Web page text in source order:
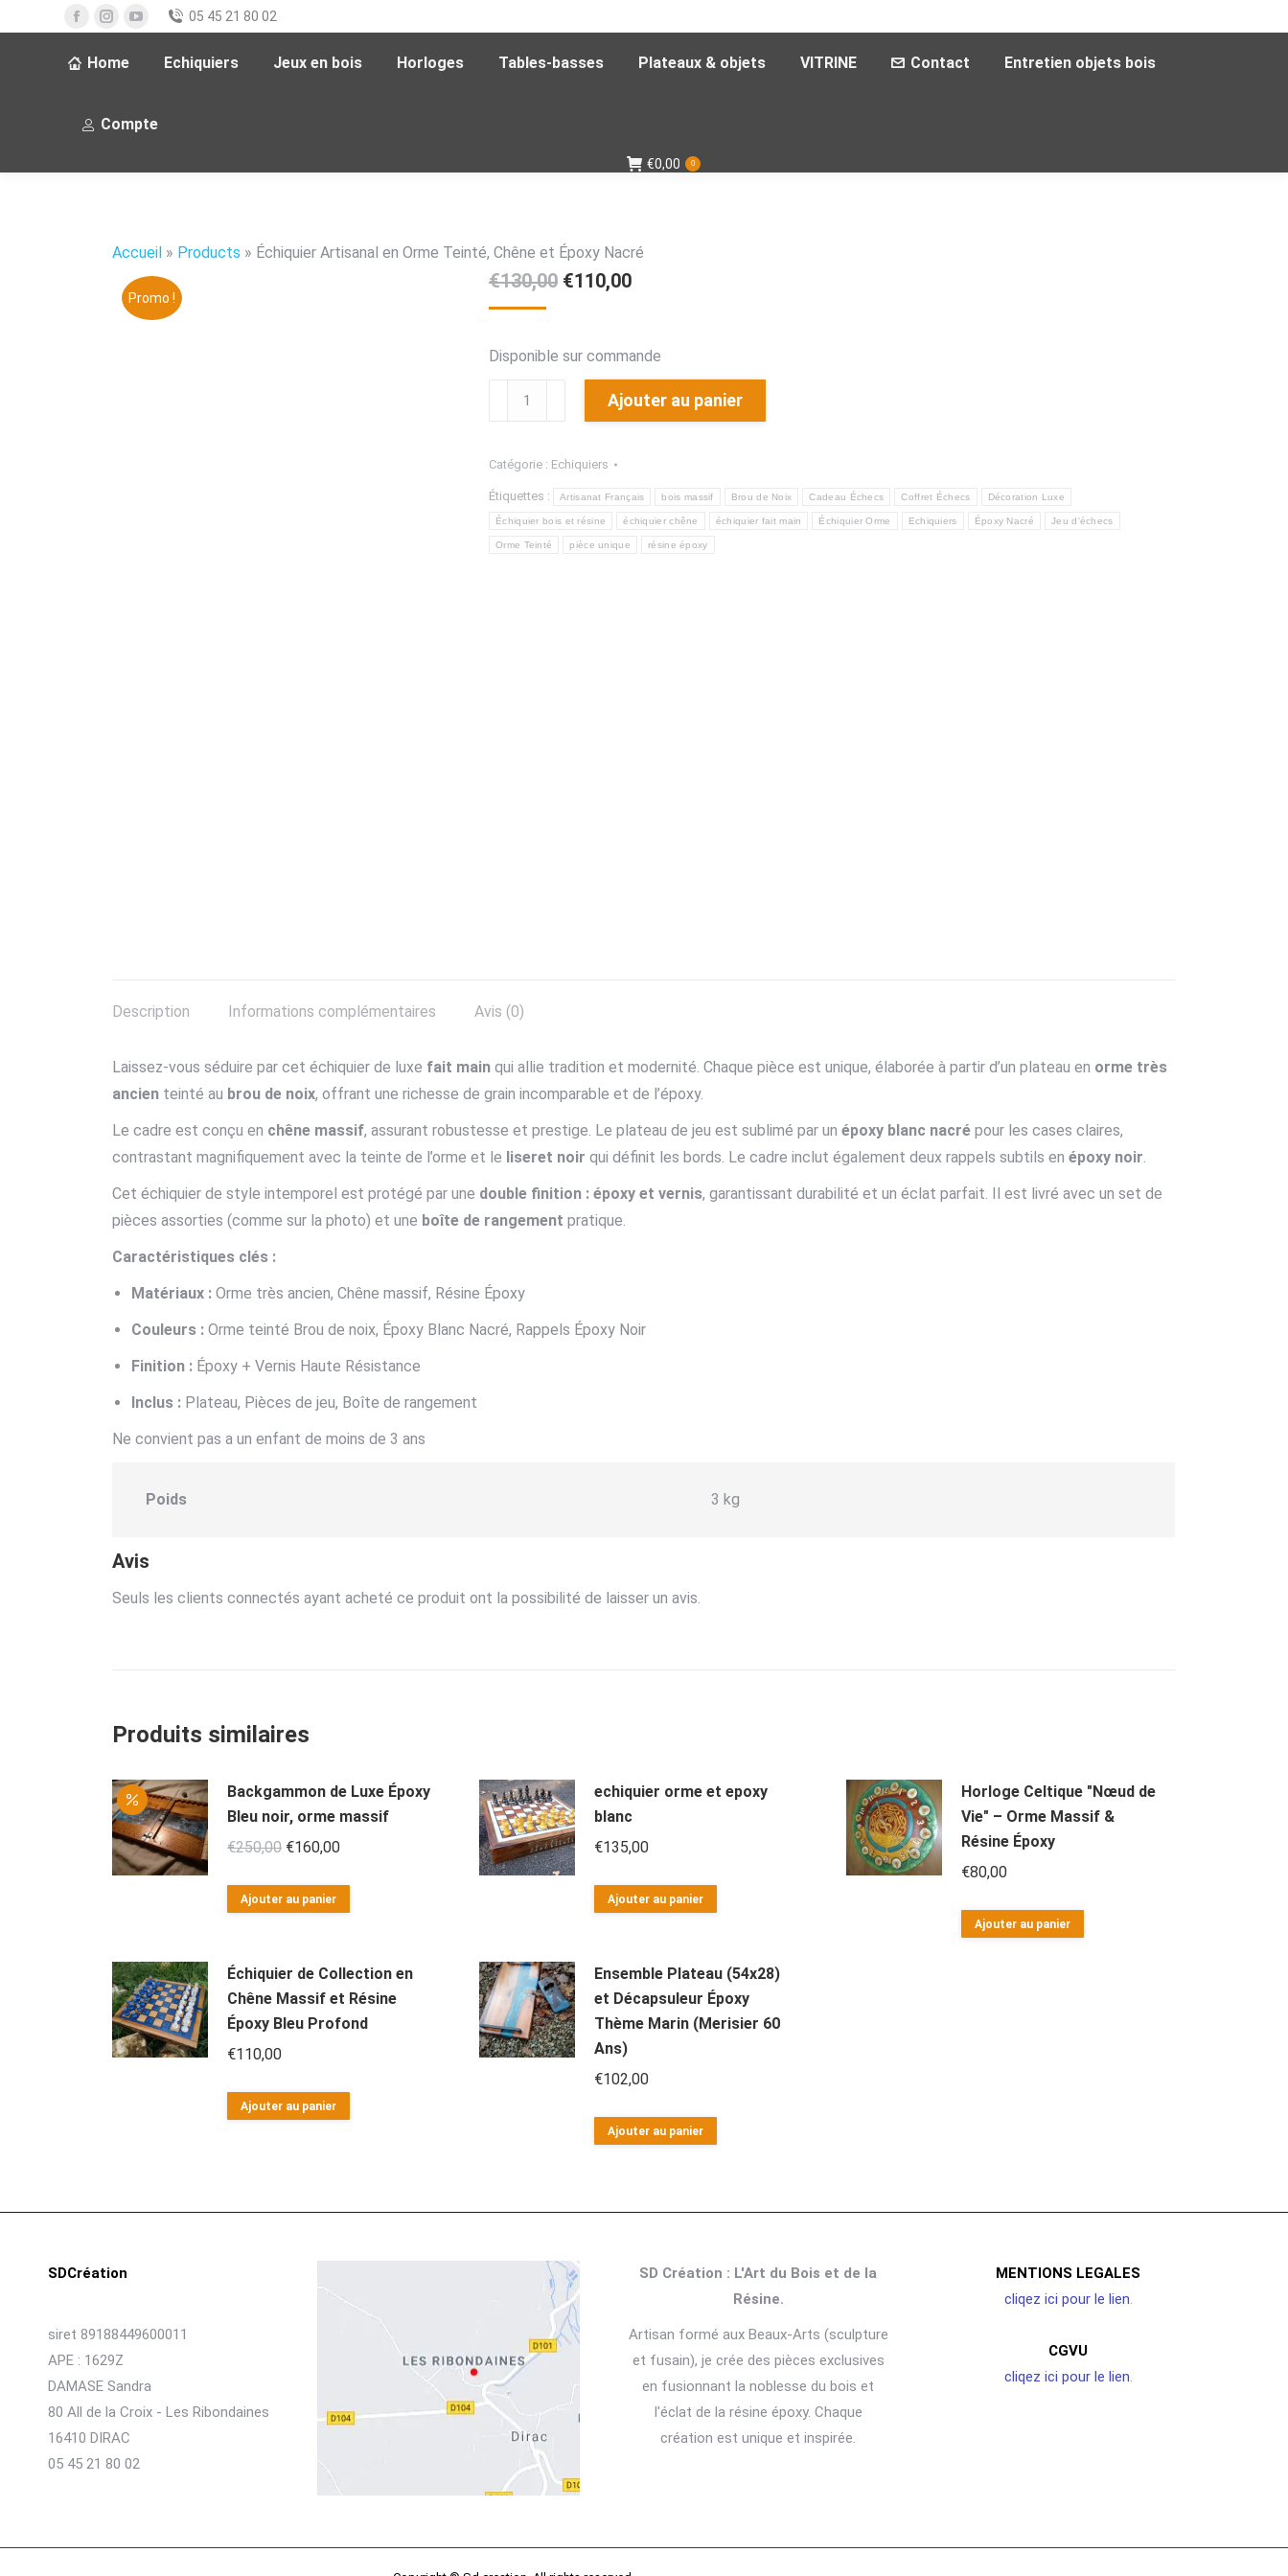
05 45 21 80 02
Home Echiquiers Jeux en bois Horloges Tables-basses Plateaux & objets VITRINE Contact Entretien objets bois
Compte
€0,00 0
Accueil » Products » Échiquier Artisanal en Orme Teinté, Chêne et Époxy Nacré
Promo !
€130,00 Le
était :
€130,00.
€110,00Le
est :
€110,00.
Disponible sur commande
quantité
Artisanal
en
Orme
Teinté,
Ajouter au panier
Catégorie : Echiquiers
Étiquettes : Artisanat Français bois massif Brou de Noix Cadeau Échecs Coffret Échecs Décoration Luxe
Échiquier bois et résine échiquier chêne échiquier fait main Échiquier Orme Echiquiers Époxy Nacré Jeu d'échecs
Orme Teinté pièce unique résine époxy
Description Informations complémentaires Avis (0)
Laissez-vous séduire par cet échiquier de luxe fait main qui allie tradition et modernité. Chaque pièce est unique, élaborée à partir d’un plateau en orme très
ancien teinté au brou de noix, offrant une richesse de grain incomparable et de l’époxy.
Le cadre est conçu en chêne massif, assurant robustesse et prestige. Le plateau de jeu est sublimé par unépoxy blanc nacré pour les cases claires,
contrastant magnifiquement avec la teinte de l’orme et le liseret noir qui définit les bords. Le cadre inclut également deux rappels subtils enépoxy noir
Cet échiquier de style intemporel est protégé par une double finition : époxy et vernis, garantissant durabilité et un éclat parfait. Il est livré avec un set de
pièces assorties (comme sur la photo) et une boîte de rangement pratique.
Caractéristiques clés :
Matériaux : Orme très ancien, Chêne massif, Résine Époxy
Couleurs : Orme teinté Brou de noix, Époxy Blanc Nacré, Rappels Époxy Noir
Finition : Époxy + Vernis Haute Résistance
Inclus : Plateau, Pièces de jeu, Boîte de rangement
Ne convient pas a un enfant de moins de 3 ans
Poids 3 kg
Avis
Seuls les clients connectés ayant acheté ce produit ont la possibilité de laisser un avis.
Produits similaires
Backgammon de Luxe Époxy
Bleu noir, orme massif
€250,00 Le
initial
€160,00Le
Ajouter au panier
echiquier orme et epoxy
blanc
€135,00
Ajouter au panier
Horloge Celtique "Nœud de
Vie" – Orme Massif &
Résine Époxy
€80,00
Ajouter au panier
Échiquier de Collection en
Chêne Massif et Résine
Époxy Bleu Profond
€110,00
Ajouter au panier
Ensemble Plateau (54x28)
et Décapsuleur Époxy
Thème Marin (Merisier 60
Ans)
€102,00
Ajouter au panier
SDCréation
siret 89188449600011
APE : 1629Z
DAMASE Sandra
80 All de la Croix - Les Ribondaines
16410 DIRAC
05 45 21 80 02
SD Création : L'Art du Bois et de la
Résine.
Artisan formé aux Beaux-Arts (sculpture
et fusain), je crée des pièces exclusives
en fusionnant la noblesse du bois et
l'éclat de la résine époxy. Chaque
création est unique et inspirée.
MENTIONS LEGALES
cliqez ici pour le lien.
CGVU
cliqez ici pour le lien.